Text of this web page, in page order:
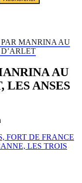
MANRINA AU
AU
ANSES
FORT DE FRANCE
LES TROIS